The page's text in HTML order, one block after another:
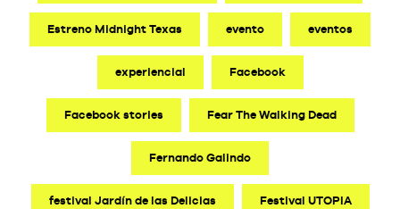
Estreno Midnight Texas evento eventos
experiencial Facebook
Facebook stories Fear The Walking Dead
Fernando Galindo
festival Jardín de las Delicias Festival UTOPIA